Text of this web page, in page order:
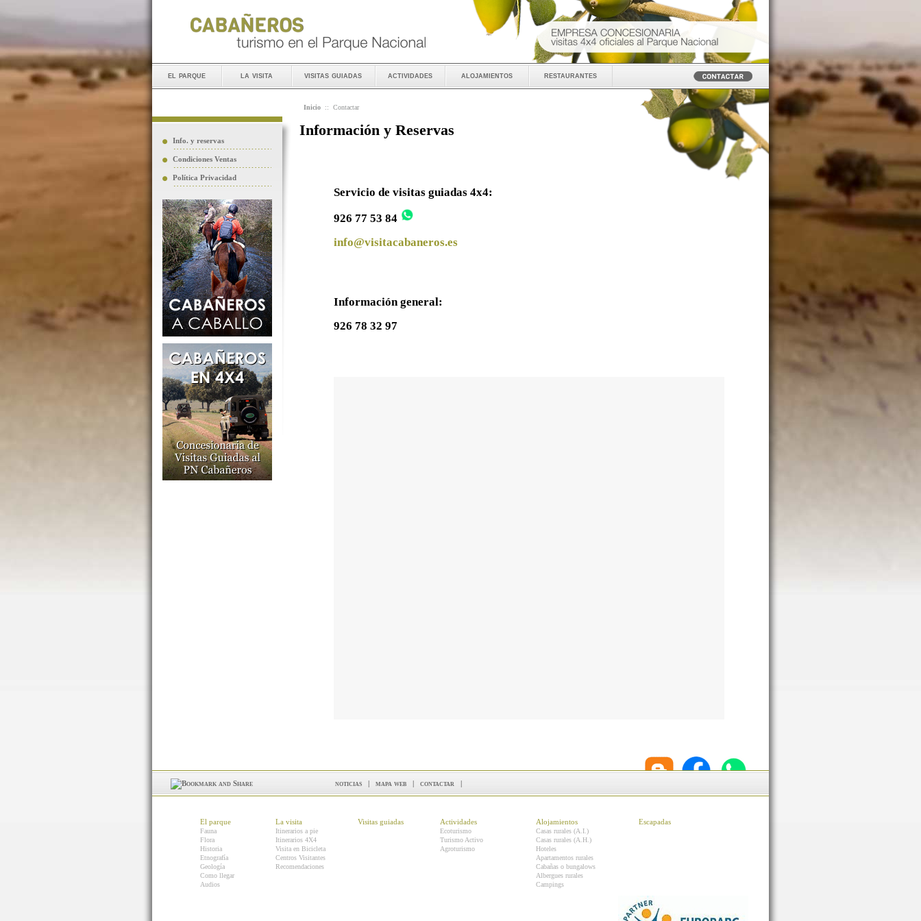
el parque la visita visitas guiadas actividades alojamientos restaurantes
Info. y reservas
Condiciones Ventas
Política Privacidad
Inicio :: Contactar
Información y Reservas
Servicio de visitas guiadas 4x4:
926 77 53 84
info@visitacabaneros.es
Información general:
926 78 32 97
noticias | mapa web | contactar |
El parque
Fauna
Flora
Historia
Etnografía
Geología
Como llegar
Audios
La visita
Itinerarios a pie
Itinerarios 4X4
Visita en Bicicleta
Centros Visitantes
Recomendaciones
Visitas guiadas Actividades
Ecoturismo
Turismo Activo
Agroturismo
Alojamientos
Casas rurales (A.I.)
Casas rurales (A.H.)
Hoteles
Apartamentos rurales
Cabañas o bungalows
Albergues rurales
Campings
Escapadas